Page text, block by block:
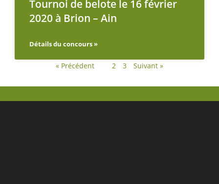
Tournoi de belote le 16 février
2020 à Brion – Ain
Détails du concours »
« Précédent 2 3 Suivant »